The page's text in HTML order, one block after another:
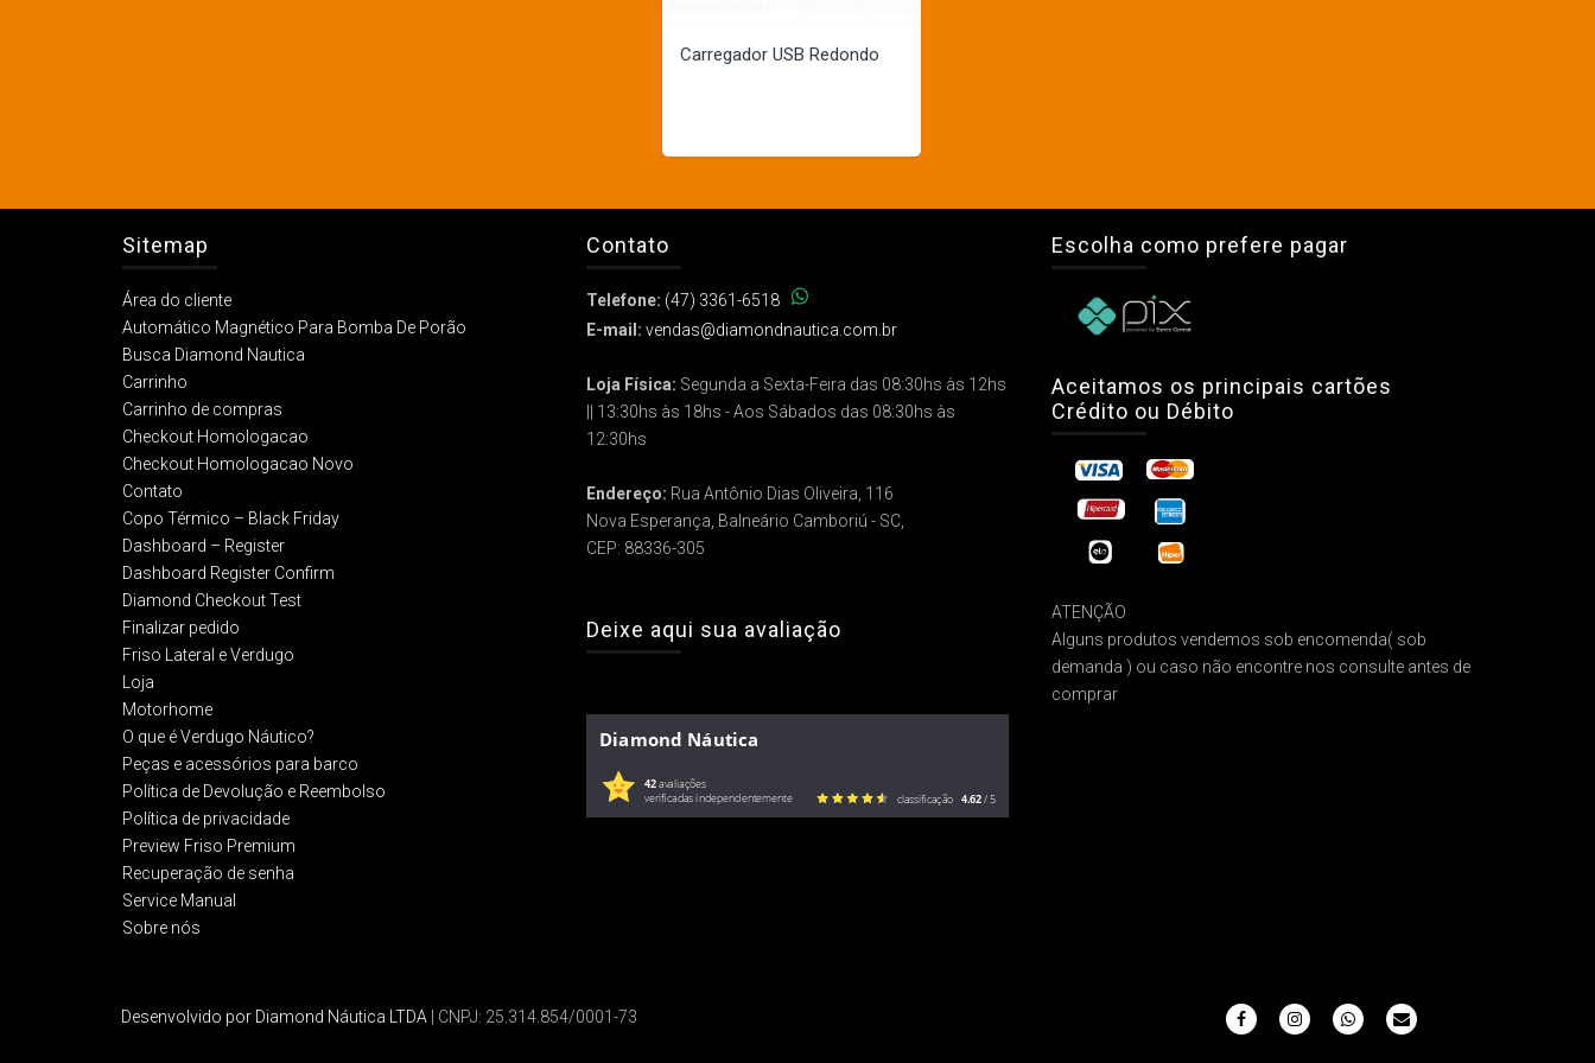
Carregador USB Redondo
Sitemap
Área do cliente
Automático Magnético Para Bomba De Porão
Busca Diamond Nautica
Carrinho
Carrinho de compras
Checkout Homologacao
Checkout Homologacao Novo
Contato
Copo Térmico – Black Friday
Dashboard – Register
Dashboard Register Confirm
Diamond Checkout Test
Finalizar pedido
Friso Lateral e Verdugo
Loja
Motorhome
O que é Verdugo Náutico?
Peças e acessórios para barco
Política de Devolução e Reembolso​
Política de privacidade
Preview Friso Premium
Recuperação de senha
Service Manual
Sobre nós
Contato
Telefone: (47) 3361-6518
E-mail: vendas@diamondnautica.com.br
Loja Física: Segunda a Sexta-Feira das 08:30hs às 12hs
|| 13:30hs às 18hs - Aos Sábados das 08:30hs às
12:30hs
Endereço: Rua Antônio Dias Oliveira, 116
Nova Esperança, Balneário Camboriú - SC,
CEP: 88336-305
Deixe aqui sua avaliação
Diamond Náutica
42avaliações
verificadas independentemente
classificação 4.62/ 5
Escolha como prefere pagar
Aceitamos os principais cartões
Crédito ou Débito
ATENÇÃO
Alguns produtos vendemos sob encomenda( sob
demanda ) ou caso não encontre nos consulte antes de
comprar
Desenvolvido por Diamond Náutica LTDA | CNPJ: 25.314.854/0001-73